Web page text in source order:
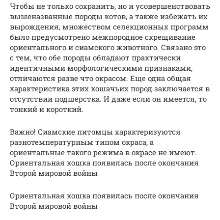
Чтобы не только сохранить, но и усовершенствовать
вышеназванные породы котов, а также избежать их
вырождения, множеством селекционных программ
было предусмотрено межпородное скрещивание
ориентального и сиамского животного. Связано это
с тем, что обе породы обладают практически
идентичными морфологическими признаками,
отличаются разве что окрасом. Еще одна общая
характеристика этих кошачьих пород заключается в
отсутствии подшерстка. И даже если он имеется, то
тонкий и короткий.
Важно! Сиамские питомцы характеризуются
разнотемпературным типом окраса, а
ориентальные такого режима в окрасе не имеют.
Ориентальная кошка появилась после окончания
Второй мировой войны
Ориентальная кошка появилась после окончания
Второй мировой войны